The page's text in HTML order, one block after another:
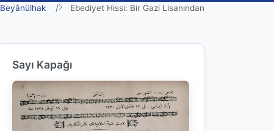
Beyânülhak Ebediyet Hissi: Bir Gazi Lisanından
Sayı Kapağı